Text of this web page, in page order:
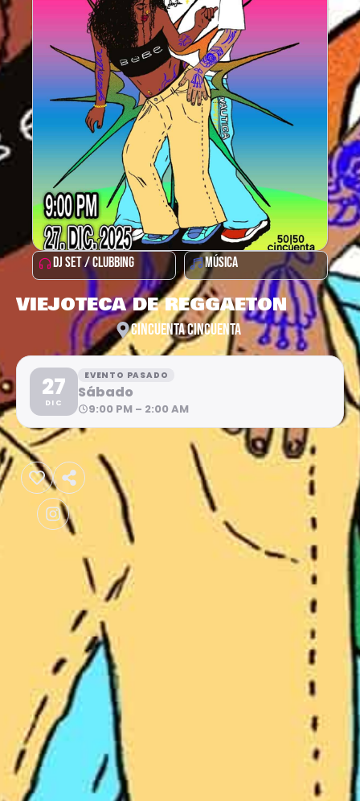
DJ SET / CLUBBING MÚSICA
VIEJOTECA DE REGGAETON
CINCUENTA CINCUENTA
27
DIC
EVENTO PASADO
Sábado
9:00 PM – 2:00 AM